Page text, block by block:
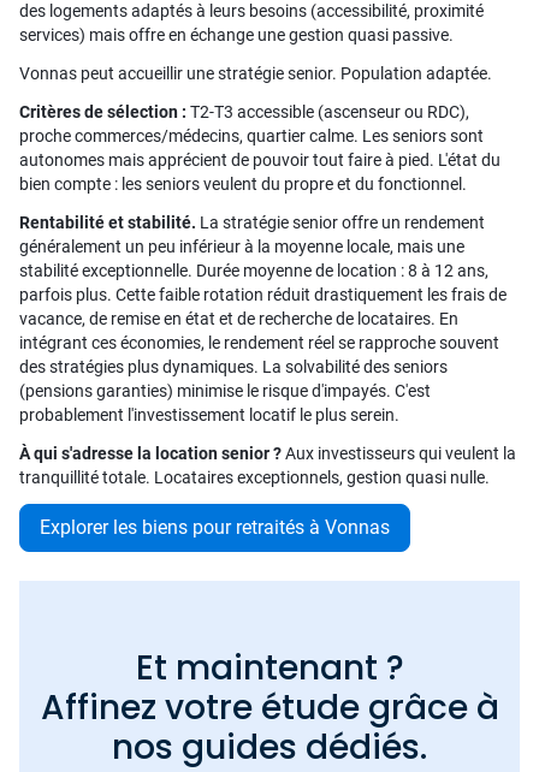
des logements adaptés à leurs besoins (accessibilité, proximité
services) mais offre en échange une gestion quasi passive.
Vonnas peut accueillir une stratégie senior. Population adaptée.
Critères de sélection : T2-T3 accessible (ascenseur ou RDC),
proche commerces/médecins, quartier calme. Les seniors sont
autonomes mais apprécient de pouvoir tout faire à pied. L'état du
bien compte : les seniors veulent du propre et du fonctionnel.
Rentabilité et stabilité. La stratégie senior offre un rendement
généralement un peu inférieur à la moyenne locale, mais une
stabilité exceptionnelle. Durée moyenne de location : 8 à 12 ans,
parfois plus. Cette faible rotation réduit drastiquement les frais de
vacance, de remise en état et de recherche de locataires. En
intégrant ces économies, le rendement réel se rapproche souvent
des stratégies plus dynamiques. La solvabilité des seniors
(pensions garanties) minimise le risque d'impayés. C'est
probablement l'investissement locatif le plus serein.
À qui s'adresse la location senior ?Aux investisseurs qui veulent la
tranquillité totale. Locataires exceptionnels, gestion quasi nulle.
Explorer les biens pour retraités à Vonnas
Et maintenant ?
Affinez votre étude grâce à
nos guides dédiés.